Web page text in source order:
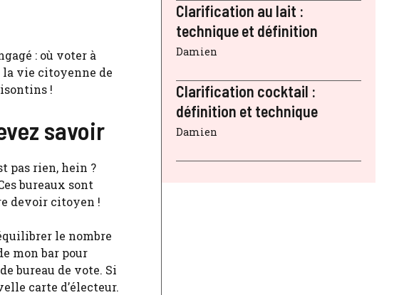
: où voter à
la vie citoyenne de
!
savoir
pas rien, hein ?
bureaux sont
devoir citoyen !
le nombre
mon bar pour
bureau de vote. Si
carte d’électeur.
Clarification au lait :
technique et définition
Damien
Clarification cocktail :
définition et technique
Damien